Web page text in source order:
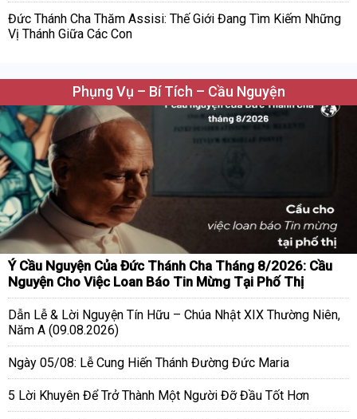
Đức Thánh Cha Thăm Assisi: Thế Giới Đang Tìm Kiếm Những
Vị Thánh Giữa Các Con
Phụng Vụ – Bí Tích – Cầu Nguyện
Ý Cầu Nguyện Của Đức Thánh Cha Tháng 8/2026: Cầu
Nguyện Cho Việc Loan Báo Tin Mừng Tại Phố Thị
Dẫn Lễ & Lời Nguyện Tín Hữu – Chúa Nhật XIX Thường Niên,
Năm A (09.08.2026)
Ngày 05/08: Lễ Cung Hiến Thánh Đường Đức Maria
5 Lời Khuyên Để Trở Thành Một Người Đỡ Đầu Tốt Hơn